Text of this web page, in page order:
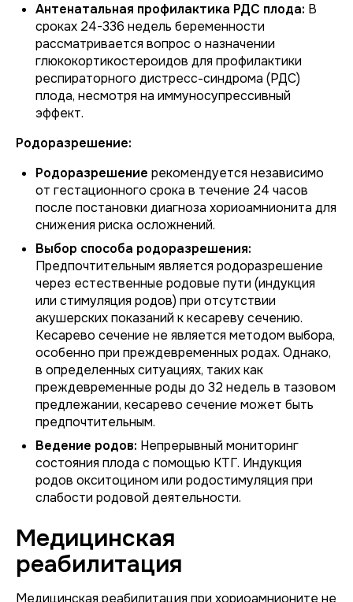
Антенатальная профилактика РДС плода: В
сроках 24-336 недель беременности
рассматривается вопрос о назначении
глюкокортикостероидов для профилактики
респираторного дистресс-синдрома (РДС)
плода, несмотря на иммуносупрессивный
эффект.
Родоразрешение:
Родоразрешение рекомендуется независимо
от гестационного срока в течение 24 часов
после постановки диагноза хориоамнионита для
снижения риска осложнений.
Выбор способа родоразрешения:
Предпочтительным является родоразрешение
через естественные родовые пути (индукция
или стимуляция родов) при отсутствии
акушерских показаний к кесареву сечению.
Кесарево сечение не является методом выбора,
особенно при преждевременных родах. Однако,
в определенных ситуациях, таких как
преждевременные роды до 32 недель в тазовом
предлежании, кесарево сечение может быть
предпочтительным.
Ведение родов: Непрерывный мониторинг
состояния плода с помощью КТГ. Индукция
родов окситоцином или родостимуляция при
слабости родовой деятельности.
Медицинская
реабилитация
Медицинская реабилитация при хориоамнионите не